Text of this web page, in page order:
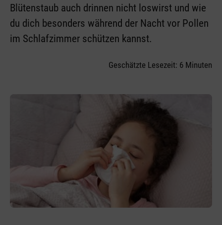
Blütenstaub auch drinnen nicht loswirst und wie
du dich besonders während der Nacht vor Pollen
im Schlafzimmer schützen kannst.
Geschätzte Lesezeit: 6 Minuten